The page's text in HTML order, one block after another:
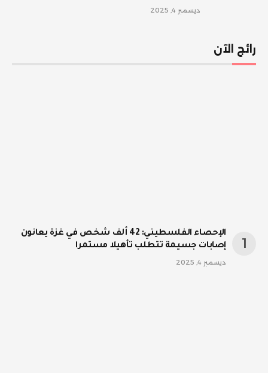
ديسمبر 4, 2025
رائج الآن
الإحصاء الفلسطيني: 42 ألف شخص في غزة يعانون
إصابات جسيمة تتطلب تأهيلا مستمرا
ديسمبر 4, 2025